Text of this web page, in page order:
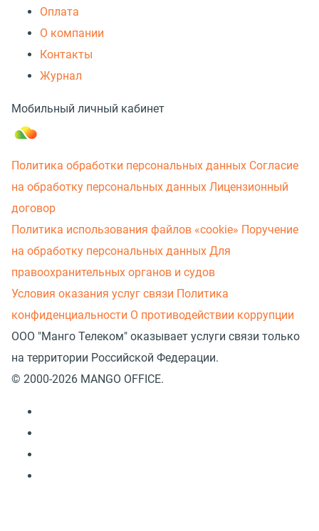
Оплата
О компании
Контакты
Журнал
Мобильный личный кабинет
Политика обработки персональных данных Согласие
на обработку персональных данных Лицензионный
договор
Политика использования файлов «cookie» Поручение
на обработку персональных данных Для
правоохранительных органов и судов
Условия оказания услуг связи Политика
конфиденциальности О противодействии коррупции
ООО "Манго Телеком" оказывает услуги связи только
на территории Российской Федерации.
© 2000-2026 MANGO OFFICE.